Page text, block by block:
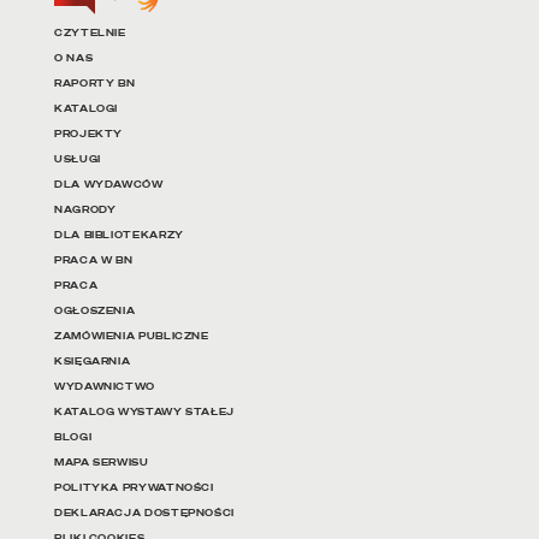
Linki do najważniejszych
CZYTELNIE
O NAS
RAPORTY BN
KATALOGI
PROJEKTY
USŁUGI
DLA WYDAWCÓW
NAGRODY
DLA BIBLIOTEKARZY
PRACA W BN
PRACA
OGŁOSZENIA
ZAMÓWIENIA PUBLICZNE
KSIĘGARNIA
WYDAWNICTWO
KATALOG WYSTAWY STAŁEJ
BLOGI
MAPA SERWISU
POLITYKA PRYWATNOŚCI
DEKLARACJA DOSTĘPNOŚCI